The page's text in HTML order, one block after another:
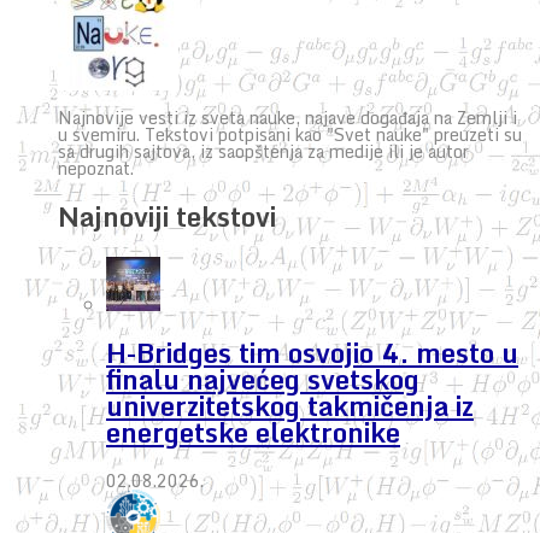
Najnovije vesti iz sveta nauke, najave događaja na Zemlji i
u svemiru. Tekstovi potpisani kao "Svet nauke" preuzeti su
sa drugih sajtova, iz saopštenja za medije ili je autor
nepoznat.
Najnoviji tekstovi
H-Bridges tim osvojio 4. mesto u
finalu najvećeg svetskog
univerzitetskog takmičenja iz
energetske elektronike
02.08.2026.